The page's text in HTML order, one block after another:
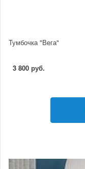
Тумбочка "Вега"
3 800 руб.